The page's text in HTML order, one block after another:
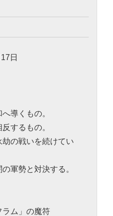
日
導くもの。
するもの。
の戦いを続けてい
軍勢と対決する。
ラム」の魔符